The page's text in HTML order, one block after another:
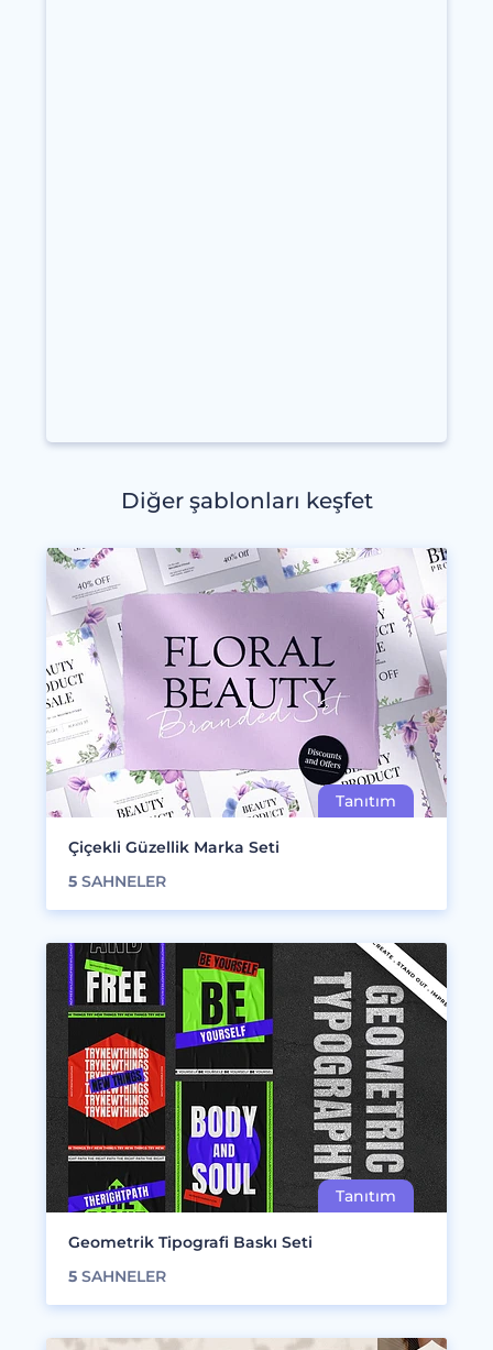
Diğer şablonları keşfet
Çiçekli Güzellik Marka Seti
5 SAHNELER
Geometrik Tipografi Baskı Seti
5 SAHNELER